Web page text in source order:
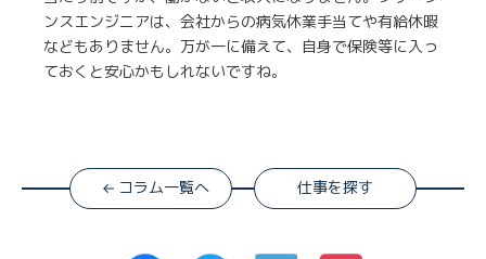
ンスエンジニアは、会社からの病気休業手当てや有給休暇
などもありません。万が一に備えて、自身で保険等に入っ
ておくと安心かもしれないですね。
コラム一覧へ 仕事を探す